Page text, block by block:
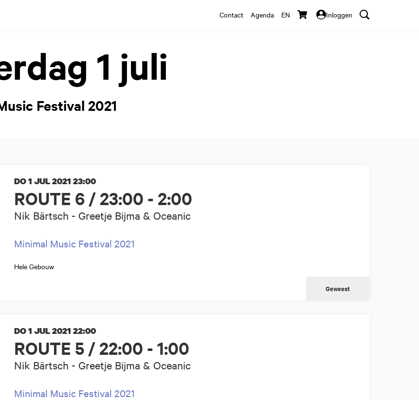
Contact Agenda EN Inloggen
1 juli
Festival 2021
ROUTE 6 / 23:00 - 2:00
Nik Bärtsch - Greetje Bijma & Oceanic
DO 1 JUL 2021 23:00
Minimal Music Festival 2021
Hele Gebouw
Geweest
ROUTE 5 / 22:00 - 1:00
Nik Bärtsch - Greetje Bijma & Oceanic
DO 1 JUL 2021 22:00
Minimal Music Festival 2021